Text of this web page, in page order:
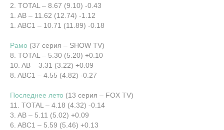
2. TOTAL – 8.67 (9.10) -0.43
1. AB – 11.62 (12.74) -1.12
1. ABC1 – 10.71 (11.89) -0.18
Рамо (37 серия – SHOW TV)
8. TOTAL – 5.30 (5.20) +0.10
10. AB – 3.31 (3.22) +0.09
8. ABC1 – 4.55 (4.82) -0.27
Последнее лето (13 серия – FOX TV)
11. TOTAL – 4.18 (4.32) -0.14
3. AB – 5.11 (5.02) +0.09
6. ABC1 – 5.59 (5.46) +0.13